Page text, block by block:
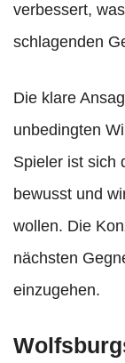
verbessert,
schlagenden
Die klare
unbedingten
Spieler ist sich
bewusst und
wollen. Die
nächsten
einzugehen.